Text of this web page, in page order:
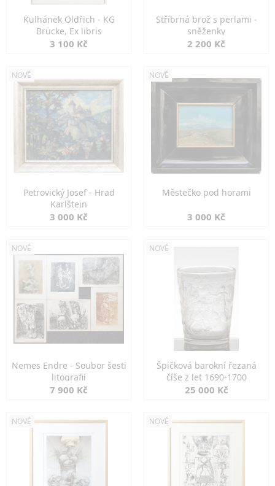
Kulhánek Oldřich - KG
Brücke, Ex libris
3 100 Kč
Stříbrná brož s perlami -
sněženky
2 200 Kč
NOVÉ
Petrovický Josef - Hrad
Karlštejn
3 000 Kč
NOVÉ
Městečko pod horami
3 000 Kč
NOVÉ
Nemes Endre - Soubor šesti
litografií
7 900 Kč
NOVÉ
Špičková barokní řezaná
číše z let 1690-1700
25 000 Kč
NOVÉ NOVÉ